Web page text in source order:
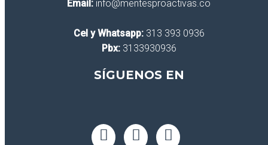
Email: info@mentesproactivas.co
Cel y Whatsapp:313 393 0936
Pbx:3133930936
SÍGUENOS EN